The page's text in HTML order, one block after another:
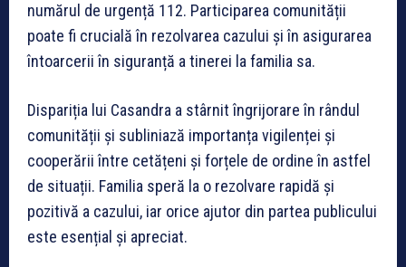
numărul de urgență 112. Participarea comunității
poate fi crucială în rezolvarea cazului și în asigurarea
întoarcerii în siguranță a tinerei la familia sa.
Dispariția lui Casandra a stârnit îngrijorare în rândul
comunității și subliniază importanța vigilenței și
cooperării între cetățeni și forțele de ordine în astfel
de situații. Familia speră la o rezolvare rapidă și
pozitivă a cazului, iar orice ajutor din partea publicului
este esențial și apreciat.